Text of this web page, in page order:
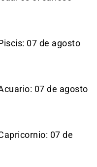
07 de agosto
07 de agosto
07 de